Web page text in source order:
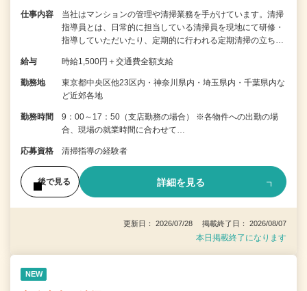
仕事内容
当社はマンションの管理や清掃業務を手がけています。清掃
指導員とは、日常的に担当している清掃員を現地にて研修・
指導していただいたり、定期的に行われる定期清掃の立ち…
給与 時給1,500円＋交通費全額支給
勤務地
東京都中央区他23区内・神奈川県内・埼玉県内・千葉県内な
ど近郊各地
勤務時間
9：00～17：50（支店勤務の場合） ※各物件への出勤の場
合、現場の就業時間に合わせて…
応募資格 清掃指導の経験者
後で見る 詳細を見る
更新日： 2026/07/28 掲載終了日： 2026/08/07
本日掲載終了になります
NEW